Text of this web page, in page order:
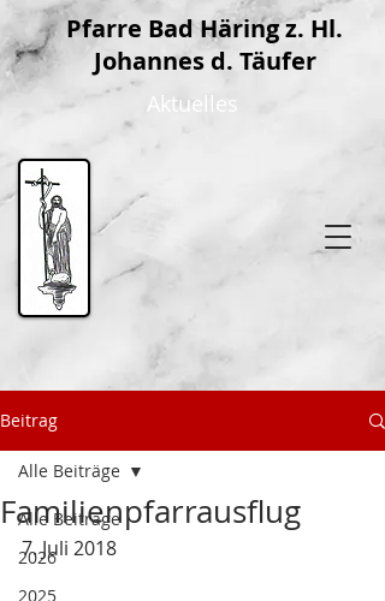
Pfarre Bad Häring z. Hl.
Johannes d. Täufer
Aktuelles
Beitrag
Alle Beiträge
2026
2025
Alle Beiträge
Familienpfarrausflug
7. Juli 2018